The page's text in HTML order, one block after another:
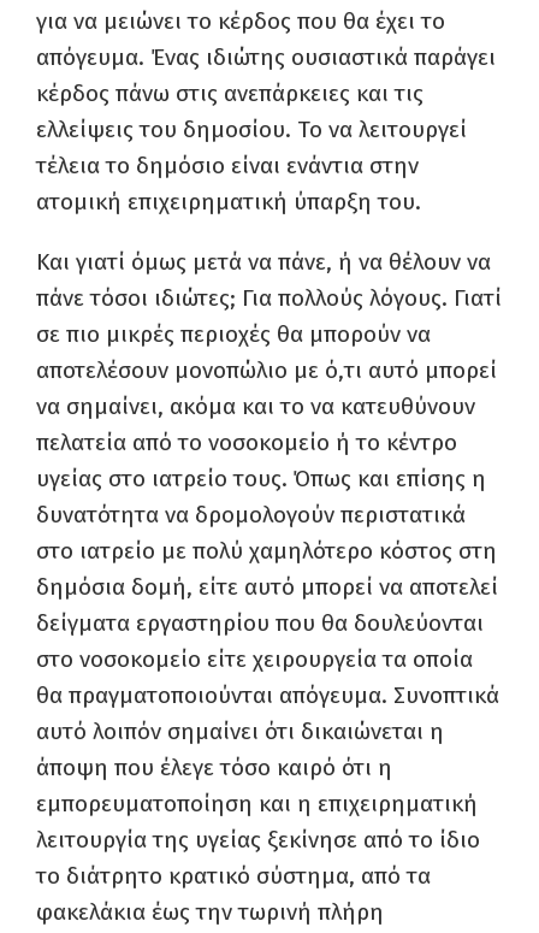
για να μειώνει το κέρδος που θα έχει το
απόγευμα. Ένας ιδιώτης ουσιαστικά παράγει
κέρδος πάνω στις ανεπάρκειες και τις
ελλείψεις του δημοσίου. Το να λειτουργεί
τέλεια το δημόσιο είναι ενάντια στην
ατομική επιχειρηματική ύπαρξη του.
Και γιατί όμως μετά να πάνε, ή να θέλουν να
πάνε τόσοι ιδιώτες; Για πολλούς λόγους. Γιατί
σε πιο μικρές περιοχές θα μπορούν να
αποτελέσουν μονοπώλιο με ό,τι αυτό μπορεί
να σημαίνει, ακόμα και το να κατευθύνουν
πελατεία από το νοσοκομείο ή το κέντρο
υγείας στο ιατρείο τους. Όπως και επίσης η
δυνατότητα να δρομολογούν περιστατικά
στο ιατρείο με πολύ χαμηλότερο κόστος στη
δημόσια δομή, είτε αυτό μπορεί να αποτελεί
δείγματα εργαστηρίου που θα δουλεύονται
στο νοσοκομείο είτε χειρουργεία τα οποία
θα πραγματοποιούνται απόγευμα. Συνοπτικά
αυτό λοιπόν σημαίνει ότι δικαιώνεται η
άποψη που έλεγε τόσο καιρό ότι η
εμπορευματοποίηση και η επιχειρηματική
λειτουργία της υγείας ξεκίνησε από το ίδιο
το διάτρητο κρατικό σύστημα, από τα
φακελάκια έως την τωρινή πλήρη